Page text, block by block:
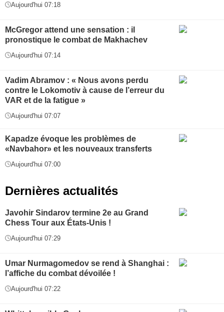
Aujourd'hui 07:18
McGregor attend une sensation : il
pronostique le combat de Makhachev
Aujourd'hui 07:14
Vadim Abramov : « Nous avons perdu
contre le Lokomotiv à cause de l’erreur du
VAR et de la fatigue »
Aujourd'hui 07:07
Kapadze évoque les problèmes de
«Navbahor» et les nouveaux transferts
Aujourd'hui 07:00
Dernières actualités
Javohir Sindarov termine 2e au Grand
Chess Tour aux États-Unis !
Aujourd'hui 07:29
Umar Nurmagomedov se rend à Shanghai :
l’affiche du combat dévoilée !
Aujourd'hui 07:22